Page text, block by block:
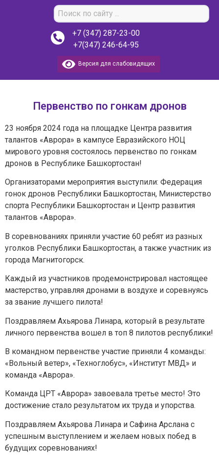
+7 (347) 287-23-00
+7(347) 246-64-95
Версия для слабовидящих
Первенство по гонкам дронов
23 ноября 2024 года на площадке Центра развития
талантов «Аврора» в кампусе Евразийского НОЦ
мирового уровня состоялось первенство по гонкам
дронов в Республике Башкортостан!
Организаторами мероприятия выступили: Федерация
гонок дронов Республики Башкортостан, Министерство
спорта Республики Башкортостан и Центр развития
талантов «Аврора».
В соревнованиях приняли участие 60 ребят из разных
уголков Республики Башкортостан, а также участник из
города Магнитогорск.
Каждый из участников продемонстрировал настоящее
мастерство, управляя дронами в воздухе и соревнуясь
за звание лучшего пилота!
Поздравляем Ахьярова Линара, который в результате
личного первенства вошел в топ 8 пилотов республики!
В командном первенстве участие приняли 4 команды:
«Вольный ветер», «Техноглобус», «Институт МВД» и
команда «Аврора».
Команда ЦРТ «Аврора» завоевала третье место! Это
достижение стало результатом их труда и упорства.
Поздравляем Ахьярова Линара и Сафина Арслана с
успешным выступлением и желаем новых побед в
будущих соревнованиях!
Задайте нам вопрос
Для заполнения данной формы включите
JavaScript в браузере.
Тема вопроса:*
Ваш вопрос